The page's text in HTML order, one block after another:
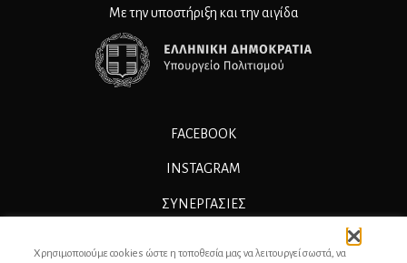
Με την υποστήριξη και την αιγίδα
FACEBOOK
INSTAGRAM
ΣΥΝΕΡΓΑΣΊΕΣ
Χρησιμοποιούμε cookies ώστε η τοποθεσία μας να λειτουργεί σωστά, να